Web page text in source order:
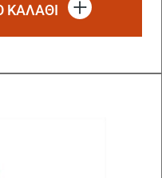
ΚΑΛΑΘΙ